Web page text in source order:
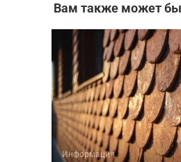
Вам также может
Информация